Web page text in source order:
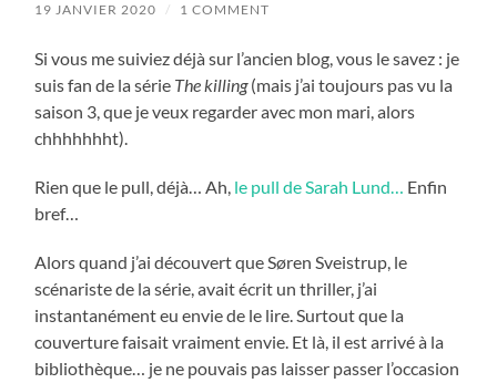
19 JANVIER 2020 / 1 COMMENT
Si vous me suiviez déjà sur l’ancien blog, vous le savez : je
suis fan de la série The killing(mais j’ai toujours pas vu la
saison 3, que je veux regarder avec mon mari, alors
chhhhhhht).
Rien que le pull, déjà… Ah, le pull de Sarah Lund… Enfin
bref…
Alors quand j’ai découvert que Søren Sveistrup, le
scénariste de la série, avait écrit un thriller, j’ai
instantanément eu envie de le lire. Surtout que la
couverture faisait vraiment envie. Et là, il est arrivé à la
bibliothèque… je ne pouvais pas laisser passer l’occasion